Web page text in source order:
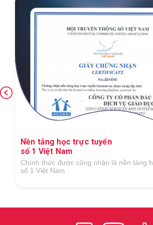
Nền tảng học trực tuyến
số 1 Việt Nam
Chính thức được công nhận là nền tảng
số 1 Việt Nam